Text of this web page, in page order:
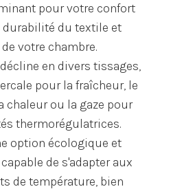
pour votre confort
durabilité du textile et
votre chambre.
en divers tissages,
pour la fraîcheur, le
chaleur ou la gaze pour
thermorégulatrices.
option écologique et
de s'adapter aux
de température, bien